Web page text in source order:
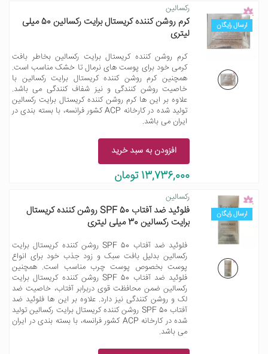
ارسال رایگان
رکسالین
کرم روشن کننده کریستال برایت رکسالین 50 میلی
لیتری
کرم روشن کننده کریستال برایت رکسالین بخاطر بافت
کرمی خود برای پوست های نرمال تا خشک مناسب است.
همچنین کرم روشن کننده کریستال برایت رکسالین با
خاصیت روشن کنندگی و نیز شفاف کنندگی می باشد.
علاوه بر این ها کرم روشن کننده کریستال برایت رکسالین
تولید شده در کارخانه ACP کشور فرانسه، با بسته بندی در
ایران می باشد.
افزودن به سبد خرید
13,736,000 تومان
ارسال رایگان
رکسالین
فلوئید ضد آفتاب SPF 50 روشن کننده کریستال
برایت رکسالین 30 میلی لیتری
فلوئید ضد آفتاب SPF 50 روشن کننده کریستال برایت
رکسالین بدلیل بافت سبک و زود جذب خود برای انواع
پوست بخصوص پوست چرب مناسب است. همچنین
فلوئید ضد آفتاب SPF 50 روشن کننده کریستال برایت
رکسالین ضمن محافظت قوی دربرابر آفتاب، خاصیت ضد
لک و روشن کنندگی نیز دارد. علاوه بر این ها فلوئید ضد
آفتاب SPF 50 روشن کننده کریستال برایت رکسالین تولید
شده در کارخانه ACP کشور فرانسه، با بسته بندی در ایران
می باشد.